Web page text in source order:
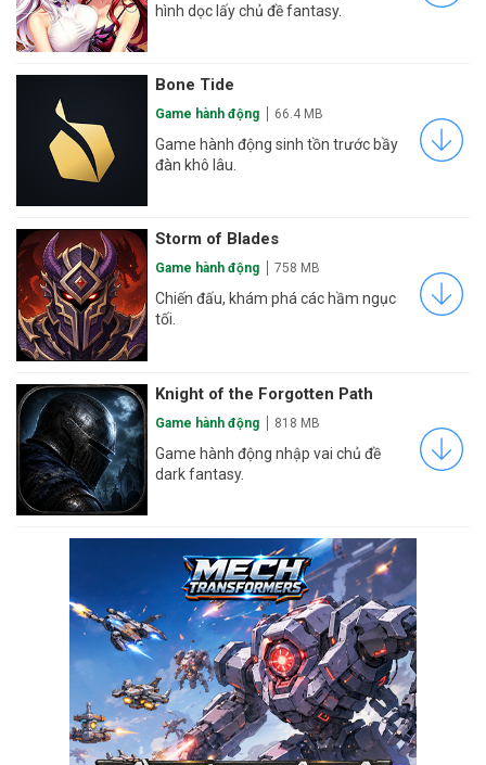
hình dọc lấy chủ đề fantasy.
Bone Tide
Game hành động 66.4 MB
Game hành động sinh tồn trước bầy
đàn khô lâu.
Storm of Blades
Game hành động 758 MB
Chiến đấu, khám phá các hầm ngục
tối.
Knight of the Forgotten Path
Game hành động 818 MB
Game hành động nhập vai chủ đề
dark fantasy.